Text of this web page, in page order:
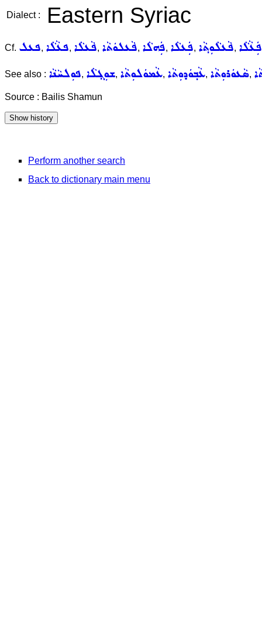
Dialect : Eastern Syriac
Cf. ܦܥܠ, ܦܥܵܠܵܐ, ܦܵܥܠܵܐ, ܦܵܥܠܘܿܬܵܐ, ܦܲܗܠܵܐ, ܦܲܥܠܵܐ, ܦܵܥܠܵܘܼܬ݂ܵܐ, ܦܲܥܵܠܵܐ
See also : ܦܘܼܠܚܵܢܵܐ, ܫܘܼܓ݂ܠܵܐ, ܥܵܡܘܿܠܘܼܬܵܐ, ܥܵܒ݂ܘܿܕܘܼܬܵܐ, ܣܵܥܘܿܪܘܼܬܵܐ,
Source : Bailis Shamun
Perform another search
Back to dictionary main menu